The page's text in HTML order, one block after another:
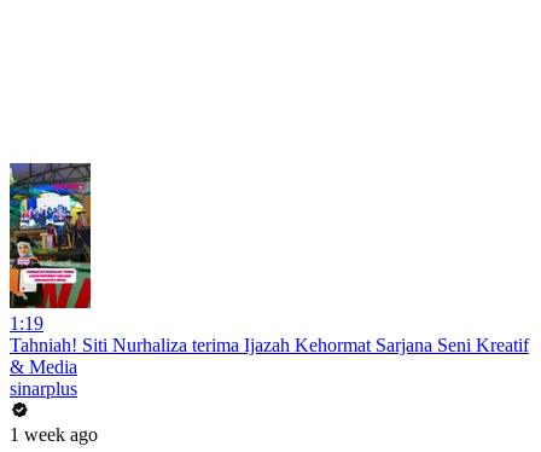
1:19
Tahniah! Siti Nurhaliza terima Ijazah Kehormat Sarjana Seni Kreatif
& Media
sinarplus
1 week ago